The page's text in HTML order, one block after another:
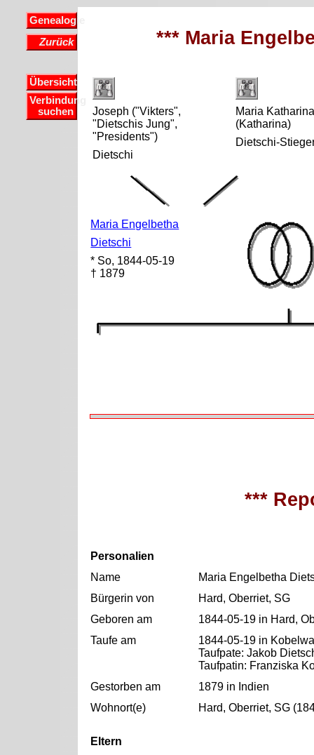
Genealogie
Zurück
Übersicht
Verbindung
suchen
*** Maria
Joseph ("Vikters",
"Dietschis Jung",
"Presidents")
Dietschi
Maria
(Katharina)
Dietschi-
Maria Engelbetha
Dietschi
* So, 1844-05-19
† 1879
***
Personalien
Name
Maria Engelbetha
Bürgerin von
Hard, Oberriet, SG
Geboren am
1844-05-19 in Hard,
Taufe am
1844-05-19 in
Taufpate: Jakob
Taufpatin: Franziska
Gestorben am
1879 in Indien
Wohnort(e)
Hard, Oberriet, SG
Eltern